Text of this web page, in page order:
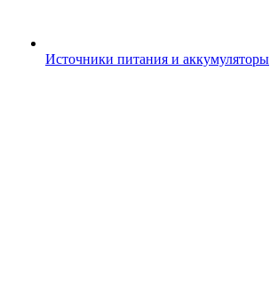
Источники питания и аккумуляторы